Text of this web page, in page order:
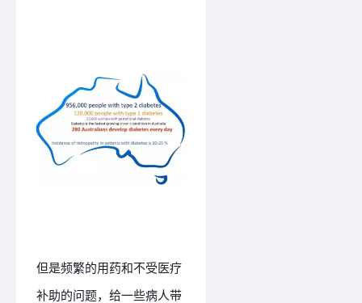
但是频繁的用药和不受医疗
补助的问题，给一些病人带